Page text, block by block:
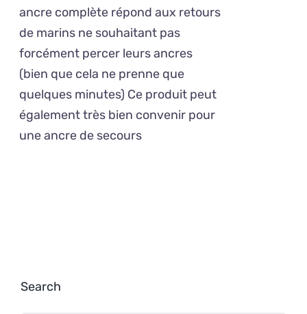
PRODUIT
ancre complète répond aux retours
de marins ne souhaitant pas
forcément percer leurs ancres
(bien que cela ne prenne que
quelques minutes) Ce produit peut
également très bien convenir pour
une ancre de secours
Search